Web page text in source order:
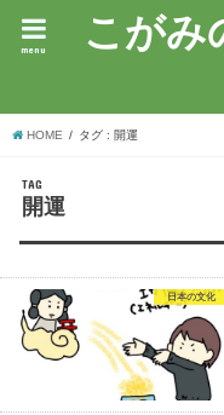
こが
menu
HOME タグ : 開運
TAG
開運
日本の文化